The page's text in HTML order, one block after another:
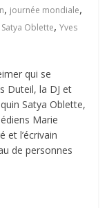
, journée mondiale,
Satya Oblette,Yves
qui se
Duteil, la DJ et
Satya Oblette,
Marie
et l’écrivain
de personnes